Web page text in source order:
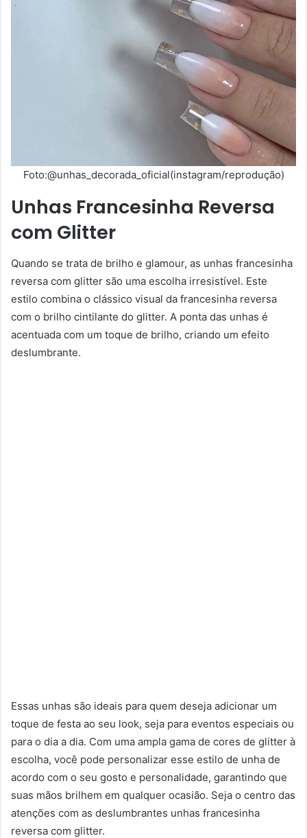
Foto:@unhas_decorada_oficial(instagram/reprodução)
Unhas Francesinha Reversa
com Glitter
Quando se trata de brilho e glamour, as unhas francesinha
reversa com glitter são uma escolha irresistível. Este
estilo combina o clássico visual da francesinha reversa
com o brilho cintilante do glitter. A ponta das unhas é
acentuada com um toque de brilho, criando um efeito
deslumbrante.
Essas unhas são ideais para quem deseja adicionar um
toque de festa ao seu look, seja para eventos especiais ou
para o dia a dia. Com uma ampla gama de cores de glitter à
escolha, você pode personalizar esse estilo de unha de
acordo com o seu gosto e personalidade, garantindo que
suas mãos brilhem em qualquer ocasião. Seja o centro das
atenções com as deslumbrantes unhas francesinha
reversa com glitter.